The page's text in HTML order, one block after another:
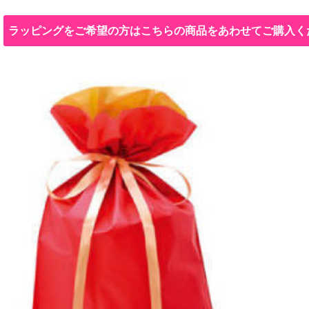
ラッピングをご希望の方はこちらの商品をあわせてご購入